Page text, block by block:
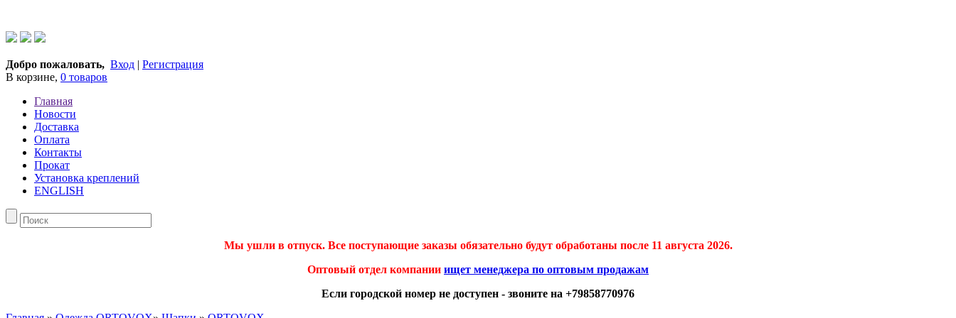
Добро пожаловать, Вход | Регистрация
В корзине, 0 товаров
Главная
Новости
Доставка
Оплата
Контакты
Прокат
Установка креплений
ENGLISH
Мы ушли в отпуск. Все поступающие заказы обязательно будут обработаны после 11 августа 2026.
Оптовый отдел компании ищет менеджера по оптовым продажам
Если городской номер не доступен - звоните на +79858770976